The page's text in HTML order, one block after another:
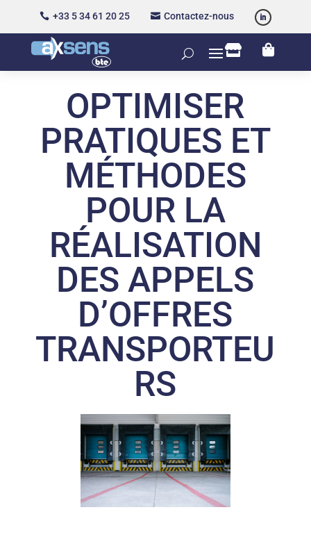
 +33 5 34 61 20 25  Contactez-nous
 
OPTIMISER
PRATIQUES ET
MÉTHODES
POUR LA
RÉALISATION
DES APPELS
D’OFFRES
TRANSPORTEU
RS